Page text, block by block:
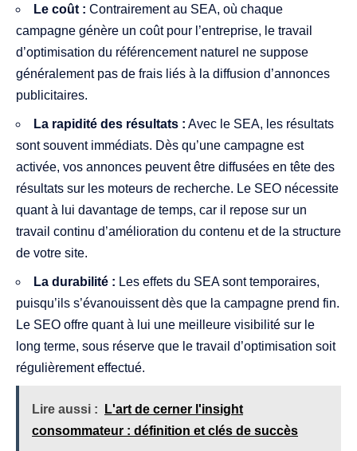
Le coût : Contrairement au SEA, où chaque
campagne génère un coût pour l’entreprise, le travail
d’optimisation du référencement naturel ne suppose
généralement pas de frais liés à la diffusion d’annonces
publicitaires.
La rapidité des résultats : Avec le SEA, les résultats
sont souvent immédiats. Dès qu’une campagne est
activée, vos annonces peuvent être diffusées en tête des
résultats sur les moteurs de recherche. Le SEO nécessite
quant à lui davantage de temps, car il repose sur un
travail continu d’amélioration du contenu et de la structure
de votre site.
La durabilité : Les effets du SEA sont temporaires,
puisqu’ils s’évanouissent dès que la campagne prend fin.
Le SEO offre quant à lui une meilleure visibilité sur le
long terme, sous réserve que le travail d’optimisation soit
régulièrement effectué.
Lire aussi :
L'art de cerner l'insight
consommateur : définition et clés de succès